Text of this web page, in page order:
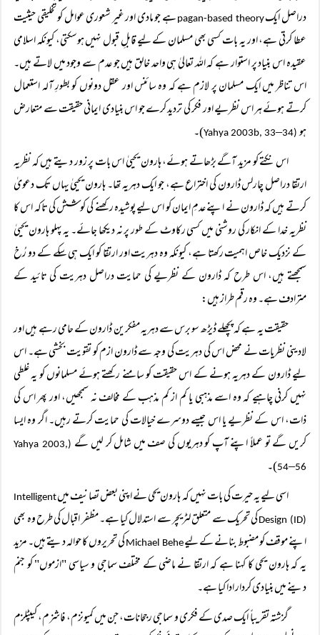
دراصل ایکpagan-based theoryہے جو مادی اور غیر شعوری عوامل کو تخلیقی حیثیت
عطا کرتی ہے، اور یہ بات کسی بھی مسلمان کے لیے قابلِ قبول نہیں ہوسکتی، کیونکہ اسلامی
عقیدہ اس بنیاد پر استوار ہے کہ اللہ تعالیٰ ہی واحد خالق ہیں جو عدم سے وجود میں لاتے ہیں۔
اس تناظر میں ایک مسلمان پر لازم ہے کہ وہ سائنس اور عقل دونوں کو بطورِ آلہ استعمال
کرتے ہوئے ہر اس نظریے اور فکر کی تردید کرے جو اس بنیادی ایمانی حقیقت سے متعارض
ہو(
Yahya 2003b, 33–34
)۔
اس نکتے کو مزید آگے بڑھاتے ہوئے، ہارون یحییٰ اس بات پر زور دیتے ہیں کہ نظریہ
ارتقا دراصل چارلس ڈارون کی اختراع ہے، جو ایک دہریہ تھا۔ ہارون یحییٰ یہاں تک دعویٰ
کرتے ہیں کہ ڈارون نے اپنے عدمِ ایمان کو اس لیے پوشیدہ رکھنے کی کوشش کی تاکہ اس کا
نظریہ خدا کے انکار کی روشنی میں کسی رکاوٹ کے طور پر نہ دیکھا جائے۔ یہ پہلو ہارون یحییٰ
کے نزدیک خاص اہمیت رکھتا ہے، کیونکہ وہ دہریت اور ارتقا کو ایک ہی سکے کے دو رُخ
سمجھتے ہیں، اس طرح کہ ڈارون کے نظریے کی حمایت دراصل دہریت کی تائید کے
مترادف ہے۔ وہ رقم طراز ہیں:
حقیقت یہ ہے کہ پچھلے ڈیڑھ سو برس سے دہریہ مفکرین ڈارون کے حامی رہے ہیں اور
لادینی نظریات نے محض اس کی دہریت کی وجہ سے ڈارون ازم کو تقویت بخشی ہے۔ اس
لیے ڈارون کے دہریہ ہونے کے اس حقیقت کو سامنے رکھتے ہوئے مسلمانوں کو یہ غلطی
نہیں کرنی چاہیے کہ وہ اسے مذہبی یا کم از کم مذہب کے مخالف نہ سمجھیں، اور پھر اس کی
ذات، اس کے نظریے یا اس جیسے دوسرے خیالات کی حمایت کرتے رہیں۔ اگر وہ ایسا
کریں گے تو عملاً اپنے آپ کو دہریوں کی صف میں شامل کر لیں گے (
Yahya 2003,
54–56
)۔
اسی لیے یہ حیرت کی بات نہیں کہ ہارون یحی نے اپنی بعض تصانیف میںIntelligent
Design (ID)کی تحریک سے متعلق لٹریچر سے استدلال کیا ہے۔ مظفر اقبال کی طرح وہ بھی
اپنے موقف کو مضبوط بنانے کے لیےMichael Beheکی تحریروں کا حوالہ دیتے ہیں۔ مزید
یہ کہ ہارون یحی کا کہنا ہے کہ ارتقا نے ماضی کے مختلف سماجی و سیاسی "ازموں" کو جنم
دینے میں بنیادی کردار ادا کیا ہے۔
گزشتہ تقریباً ایک صدی کے فکری و سماجی رجحانات، جن میں کمیونزم، فاشزم، کیپٹلزم